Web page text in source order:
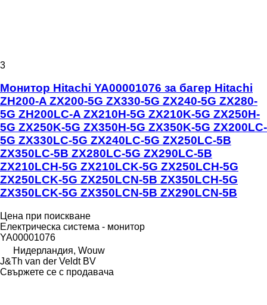
3
Монитор Hitachi YA00001076 за багер Hitachi
ZH200-A ZX200-5G ZX330-5G ZX240-5G ZX280-
5G ZH200LC-A ZX210H-5G ZX210K-5G ZX250H-
5G ZX250K-5G ZX350H-5G ZX350K-5G ZX200LC-
5G ZX330LC-5G ZX240LC-5G ZX250LC-5B
ZX350LC-5B ZX280LC-5G ZX290LC-5B
ZX210LCH-5G ZX210LCK-5G ZX250LCH-5G
ZX250LCK-5G ZX250LCN-5B ZX350LCH-5G
ZX350LCK-5G ZX350LCN-5B ZX290LCN-5B
Цена при поискване
Електрическа система - монитор
YA00001076
Нидерландия, Wouw
J&Th van der Veldt BV
Свържете се с продавача